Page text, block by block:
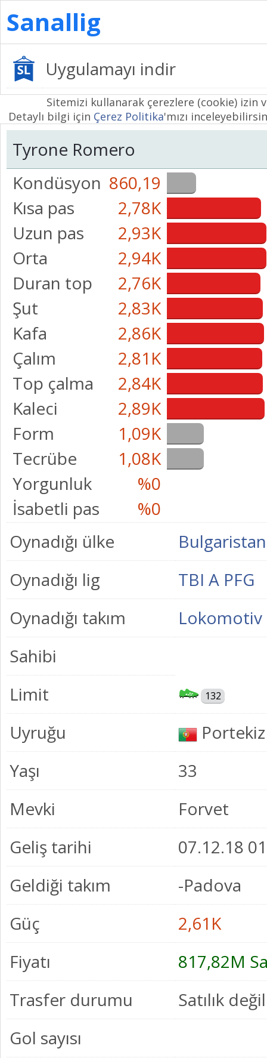
Sanallig
Uygulamayı indir
Sitemizi kullanarak çerezlere (cookie) izin
Detaylı bilgi için Çerez Politika'mızı
Tyrone Romero
Kondüsyon 860,19
Kısa pas
2,78K
Uzun pas
2,93K
Orta
2,94K
Duran top
2,76K
Şut
2,83K
Kafa
2,86K
Çalım
2,81K
Top çalma
2,84K
Kaleci
2,89K
Form
1,09K
Tecrübe
1,08K
Yorgunluk
%0
İsabetli pas
%0
Oynadığı ülke
Bulgaristan
Oynadığı lig
TBI A PFG
Oynadığı takım
Lokomotiv
Sahibi
Limit
132
Uyruğu
Portekiz
Yaşı
33
Mevki
Forvet
Geliş tarihi
07.12.18
Geldiği takım
-Padova
Güç
2,61K
Fiyatı
817,82M
Trasfer durumu
Satılık değil
Gol sayısı